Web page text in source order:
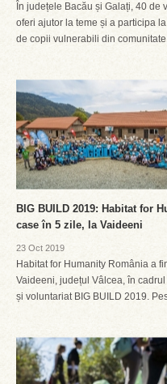
În județele Bacău și Galați, 40
oferi ajutor la teme și a participa
de copii vulnerabili din
BIG BUILD 2019: Habitat for
case în 5 zile, la Vaideeni
23 Oct 2019
Habitat for Humanity România a
Vaideeni, județul Vâlcea, în
și voluntariat BIG BUILD 2019.